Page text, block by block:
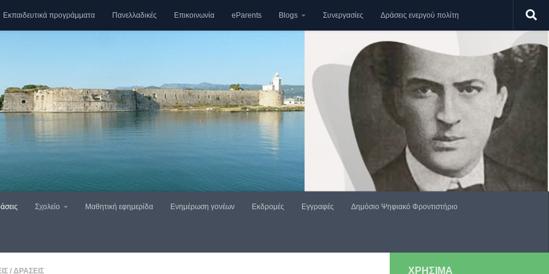
Εκπαιδευτικά προγράμματα Πανελλαδικές Επικοινωνία eParents Blogs Συνεργασίες Δράσεις ενεργού πολίτη
Σχολείο Μαθητική εφημερίδα Ενημέρωση γονέων Εκδρομές Εγγραφές Δημόσιο Ψηφιακό Φροντιστήριο
/ ΔΡΆΣΕΙΣ ΧΡΗΣΙΜΑ